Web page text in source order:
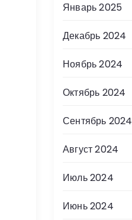
Январь 2025
Декабрь 2024
Ноябрь 2024
Октябрь 2024
Сентябрь 2024
Август 2024
Июль 2024
Июнь 2024